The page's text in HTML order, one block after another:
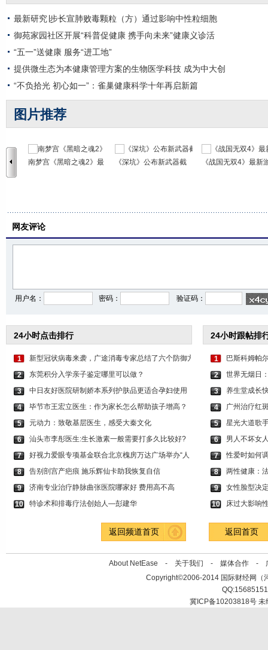
最新研究∣步长宣肺败毒颗粒（方）通过影响中性粒细胞
御苑家园社区开展“科普促健康 携手向未来”健康义诊活
“五一”送健康 服务“进工地”
提供微生态为本健康管理方案的生物医学科技 成为中大创
“不负拾光 初心如一”：雀巢健康科学十年再启新篇
图片推荐
南梦宫《黑暗之魂2》最 《深坑》公布新武器截 《战国无双4》最新
网友评论
用户名： 密码： 验证码：
24小时点击排行
1
新型冠状病毒来袭，广途消毒专家总结了六个防御方
2
东莞积分入学亲子鉴定哪里可以做？
3
中日友好医院研制娇本系列护肤品更适合孕妇使用
4
毕节市王宏立医生：作为家长怎么帮助孩子增高？
5
元动力：致敬基层医生，感受大秦文化
6
汕头市李彤医生:生长激素一般需要打多久比较好?
7
好视力爱眼专项基金联合北京槐房万达广场举办“人
8
告别剖宫产疤痕 施乐辉仙卡助我恢复自信
9
济南专业治疗静脉曲张医院哪家好 费用高不高
10
特诊术和排毒疗法创始人—彭建华
24小时跟帖排
1
巴斯科姆帕
2
世界无烟日
3
养生堂成长
4
广州治疗红
5
星光大道歌
6
男人不坏女
7
性爱时如何
8
两性健康：
9
女性脸型决
10
床过大影响
返回频道首页 返回首页
About NetEase - 关于我们 - 媒体合作 -
Copyright©2006-2014 国际财经网（
冀ICP备10203818号 未